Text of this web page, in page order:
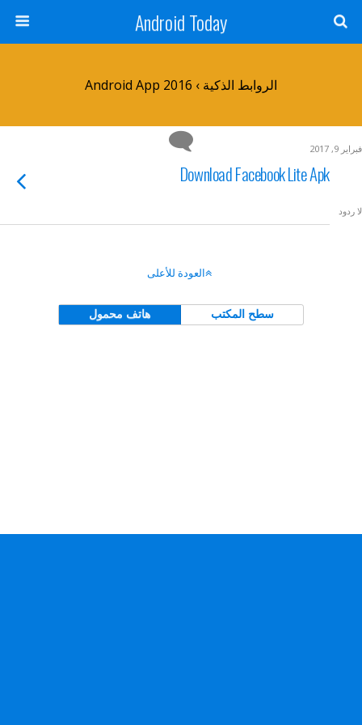
Android Today
الروابط الذكية › Android App 2016
فبراير 9, 2017
Download Facebook Lite Apk
لا ردود
العودة للأعلى
هاتف محمول سطح المكتب